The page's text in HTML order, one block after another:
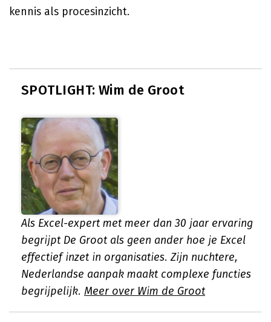
kennis als procesinzicht.
SPOTLIGHT: Wim de Groot
Als Excel-expert met meer dan 30 jaar ervaring
begrijpt De Groot als geen ander hoe je Excel
effectief inzet in organisaties. Zijn nuchtere,
Nederlandse aanpak maakt complexe functies
begrijpelijk. Meer over Wim de Groot